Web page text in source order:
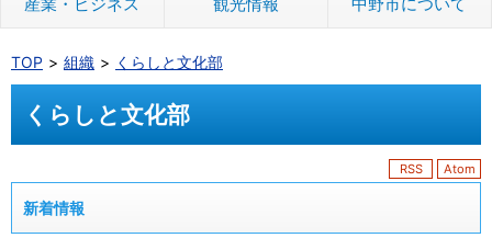
TOP 組織 くらしと文化部
くらしと文化部
RSS Atom
新着情報